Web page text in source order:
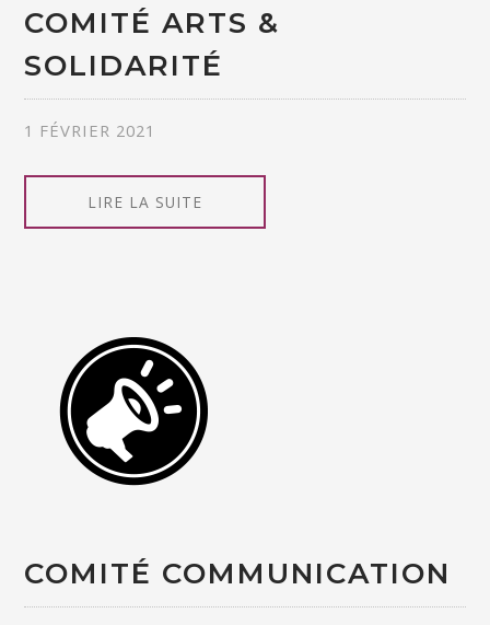
COMITÉ ARTS &
SOLIDARITÉ
1 FÉVRIER 2021
LIRE LA SUITE
COMITÉ COMMUNICATION